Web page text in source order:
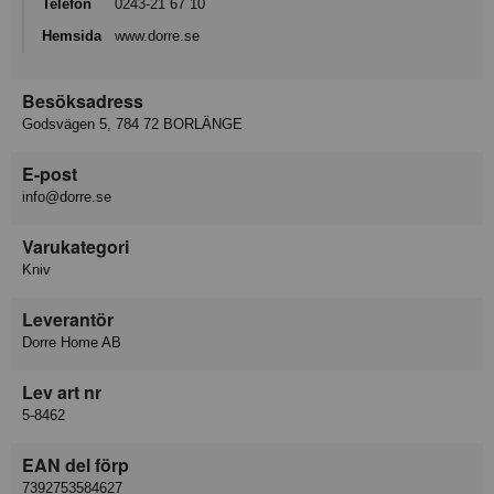
Telefon
0243-21 67 10
Hemsida
www.dorre.se
Besöksadress
Godsvägen 5, 784 72 BORLÄNGE
E-post
info@dorre.se
Varukategori
Kniv
Leverantör
Dorre Home AB
Lev art nr
5-8462
EAN del förp
7392753584627